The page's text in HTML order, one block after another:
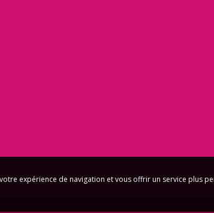
expérience de navigation et vous offrir un service plus